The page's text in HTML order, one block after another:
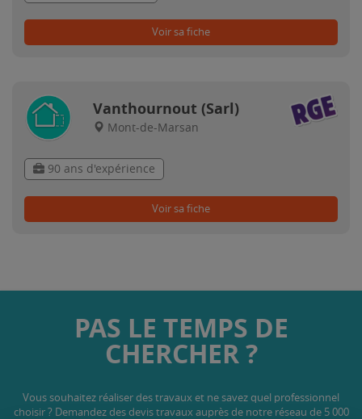
Voir sa fiche
Vanthournout (Sarl)
Mont-de-Marsan
90 ans d'expérience
Voir sa fiche
PAS LE TEMPS DE
CHERCHER ?
Vous souhaitez réaliser des travaux et ne savez quel professionnel
choisir ? Demandez des devis travaux auprès de notre réseau de 5 000